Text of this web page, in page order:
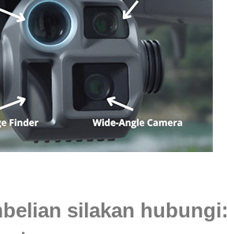
silakan hubungi: